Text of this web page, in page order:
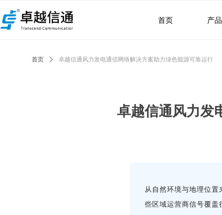
首页 产
卓越信通风力发
从自然环境与地理位
些区域运营商信号覆
首页 ꄲ 卓越信通风力发电通信网络解决方案助力绿色能源可靠运行